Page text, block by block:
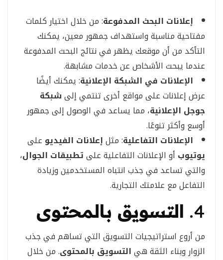
إعلانات البحث المدفوعة: من خلال اختيار كلمات
مفتاحية مناسبة واستهداف جمهور معين، يمكنك
التأكد من أن موقعك يظهر في نتائج البحث المدفوعة
عندما يبحث الأشخاص عن خدمات مشابهة.
الإعلانات في الشبكة الإعلانية: يمكنك أيضًا
عرض إعلانات على مواقع أخرى تنتمي إلىشبكة
جوجل الإعلانية، مما يساعد في الوصول إلى جمهور
أوسع وأكثر تنوعًا.
الإعلانات التفاعلية: مثلإعلانات الفيديو على
يوتيوب أو الإعلانات التفاعلية علىتطبيقات الجوال،
والتي تساعد في جذب انتباه المستخدمين وزيادة
التفاعل مع علامتك التجارية.
4. التسويق بالمحتوى
من أروع استراتيجيات التسويق التي تساهم في جذب
الزوار وبناء الثقة هيالتسويق بالمحتوى. من خلال